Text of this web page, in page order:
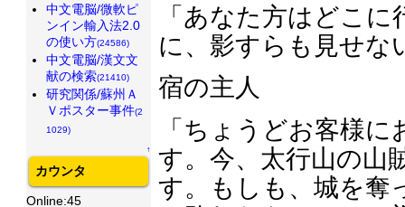
「あなた方はどこ
に、影すらも見せな
宿の主人
「ちょうどお客様
す。今、太行山の山
す。もしも、城を奪
中文電脳/微軟ピ
ンイン輸入法2.0
の使い方(24586)
中文電脳/漢文文
献の検索(21410)
研究関係/蘇州Ａ
Ｖポスター事件(2
1029)
↑
カウンタ
Online:45